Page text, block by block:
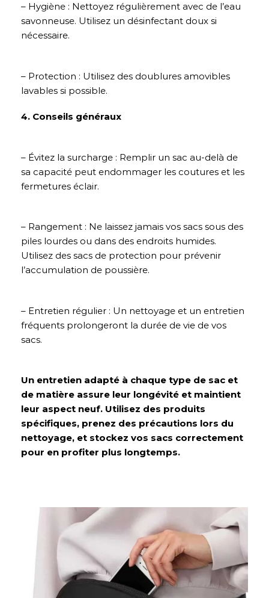
– Hygiène : Nettoyez régulièrement avec de l’eau
savonneuse. Utilisez un désinfectant doux si
nécessaire.
– Protection : Utilisez des doublures amovibles
lavables si possible.
4. Conseils généraux
– Évitez la surcharge : Remplir un sac au-delà de
sa capacité peut endommager les coutures et les
fermetures éclair.
– Rangement : Ne laissez jamais vos sacs sous des
piles lourdes ou dans des endroits humides.
Utilisez des sacs de protection pour prévenir
l’accumulation de poussière.
– Entretien régulier : Un nettoyage et un entretien
fréquents prolongeront la durée de vie de vos
sacs.
Un entretien adapté à chaque type de sac et
de matière assure leur longévité et maintient
leur aspect neuf. Utilisez des produits
spécifiques, prenez des précautions lors du
nettoyage, et stockez vos sacs correctement
pour en profiter plus longtemps.